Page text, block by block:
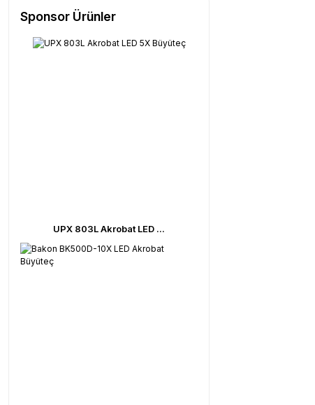
Sponsor Ürünler
UPX 803L Akrobat LED ...